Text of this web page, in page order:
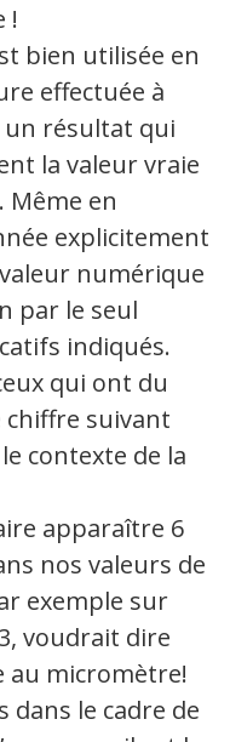
!
bien utilisée en
effectuée à
un résultat qui
la valeur vraie
Même en
explicitement
numérique
par le seul
indiqués.
qui ont du
chiffre suivant
contexte de la
apparaître 6
nos valeurs de
exemple sur
voudrait dire
au micromètre!
dans le cadre de